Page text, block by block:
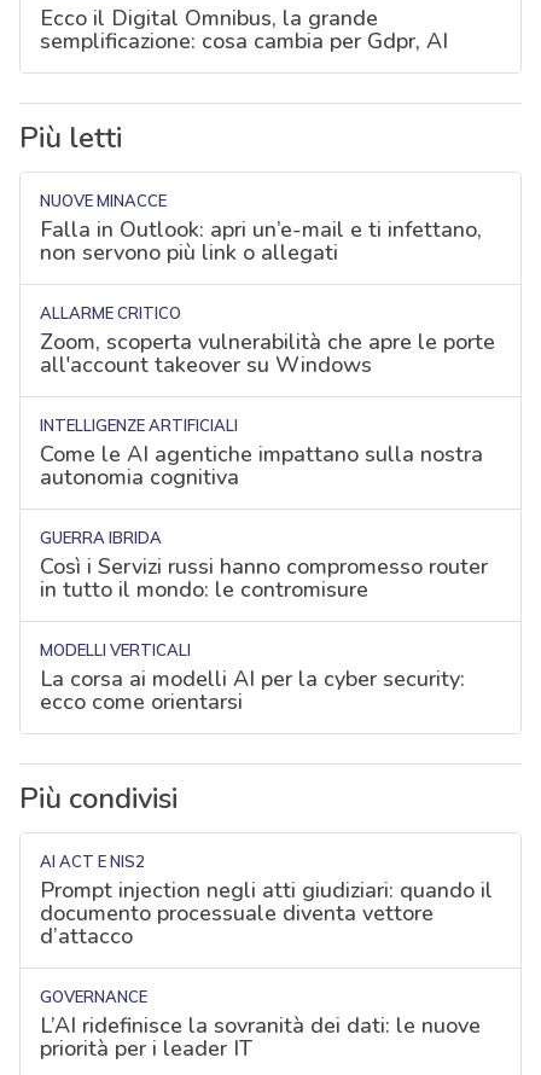
Ecco il Digital Omnibus, la grande
semplificazione: cosa cambia per Gdpr, AI
Più letti
NUOVE MINACCE
Falla in Outlook: apri un’e-mail e ti infettano,
non servono più link o allegati
ALLARME CRITICO
Zoom, scoperta vulnerabilità che apre le porte
all'account takeover su Windows
INTELLIGENZE ARTIFICIALI
Come le AI agentiche impattano sulla nostra
autonomia cognitiva
GUERRA IBRIDA
Così i Servizi russi hanno compromesso router
in tutto il mondo: le contromisure
MODELLI VERTICALI
La corsa ai modelli AI per la cyber security:
ecco come orientarsi
Più condivisi
AI ACT E NIS2
Prompt injection negli atti giudiziari: quando il
documento processuale diventa vettore
d’attacco
GOVERNANCE
L’AI ridefinisce la sovranità dei dati: le nuove
priorità per i leader IT